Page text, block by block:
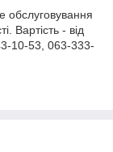
обслуговування
Вартість - від
10-53, 063-333-